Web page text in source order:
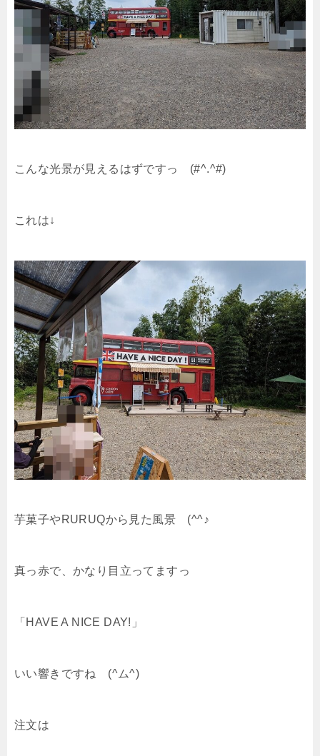
こんな光景が見えるはずですっ (#^.^#)
これは↓
芋菓子やRURUQから見た風景 (^^♪
真っ赤で、かなり目立ってますっ
「HAVE A NICE DAY!」
いい響きですね (^ム^)
注文は